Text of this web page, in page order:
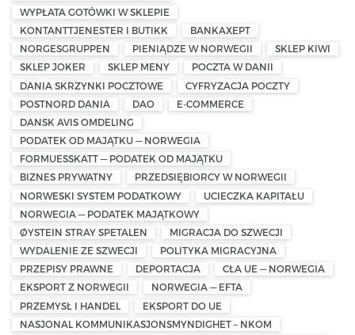
WYPŁATA GOTÓWKI W SKLEPIE
KONTANTTJENESTER I BUTIKK
BANKAXEPT
NORGESGRUPPEN
PIENIĄDZE W NORWEGII
SKLEP KIWI
SKLEP JOKER
SKLEP MENY
POCZTA W DANII
DANIA SKRZYNKI POCZTOWE
CYFRYZACJA POCZTY
POSTNORD DANIA
DAO
E-COMMERCE
DANSK AVIS OMDELING
PODATEK OD MAJĄTKU — NORWEGIA
FORMUESSKATT — PODATEK OD MAJĄTKU
BIZNES PRYWATNY
PRZEDSIĘBIORCY W NORWEGII
NORWESKI SYSTEM PODATKOWY
UCIECZKA KAPITAŁU
NORWEGIA — PODATEK MAJĄTKOWY
ØYSTEIN STRAY SPETALEN
MIGRACJA DO SZWECJI
WYDALENIE ZE SZWECJI
POLITYKA MIGRACYJNA
PRZEPISY PRAWNE
DEPORTACJA
CŁA UE — NORWEGIA
EKSPORT Z NORWEGII
NORWEGIA — EFTA
PRZEMYSŁ I HANDEL
EKSPORT DO UE
NASJONAL KOMMUNIKASJONSMYNDIGHET – NKOM